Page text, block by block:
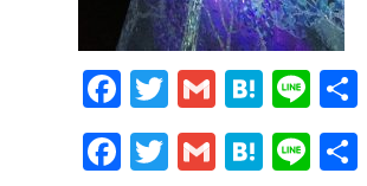
Facebook
Twitter
GmailHatena
Line
Facebook
Twitter
GmailHatena
Line